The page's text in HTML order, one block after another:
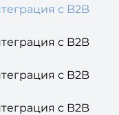
с B2B
с B2B
с B2B
с B2B